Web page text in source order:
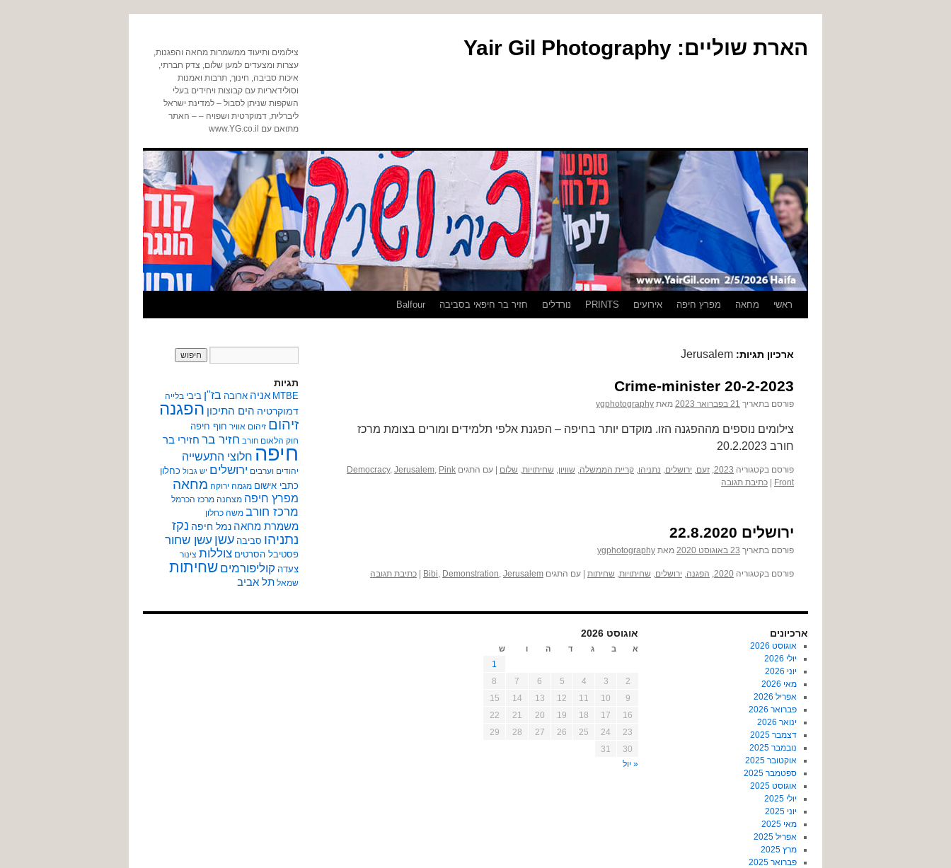
הארת שוליים: Yair Gil Photography
צילומים ותיעוד ממשמרות מחאה והפגנות,
עצרות ומצעדים למען שלום, צדק חברתי,
איכות סביבה, חינוך, תרבות ואמנות
וסולידאריות עם קבוצות ויחידים בעלי
השקפות שניתן לסבול – למדינת ישראל
ליברלית, דמוקרטית ושפויה – – האתר
מתואם עם www.YG.co.il
לדלגראשי מחאה מפרץ חיפה אירועים PRINTS נורדלים חזיר בר חיפאי בסביבה Balfour
ארכיון תגיות: Jerusalem
Crime-minister 20-2-2023
פורסם בתאריך 21 בפברואר 2023 מאת ygphotography
צילומים נוספים מההפגנה הזו. מוקדם יותר בחיפה – הפגנת אלפי תלמידים ומורים בצומת מרכז
חורב 20.2.2023
פורסם בקטגוריה 2023
, זעם, ירושלים, נתניהו, קריית הממשלה, שוויון, שחיתויות, שלום עם התגים Democracy, Jerusalem, Pink
Front
כתיבת תגובה
ירושלים 22.8.2020
פורסם בתאריך 23 באוגוסט 2020 מאת ygphotography
פורסם בקטגוריה 2020
, הפגנה, ירושלים, שחיתויות, שחיתות עם התגים Bibi, Demonstration, Jerusalem כתיבת תגובה
תגיות
MTBE אניה ארובה בז"ן ביבי בלייה
דמוקרטיה הים התיכון הפגנה
זיהום זיהום אוויר חוף חיפה
חוק הלאום חורב חזיר בר חזירי בר
חיפה חלוצי התעשייה
יהודים וערבים ירושלים יש גבול כחלון
כתבי אישום מגמה ירוקה מחאה
מפרץ חיפה מצחנה מרכז הכרמל
מרכז חורב משה כחלון
משמרת מחאה נמל חיפה נקז
נתניהו סביבה עשן עשן שחור
פסטיבל הסרטים צוללות צינור
צעדה קוליפורמים שחיתות
שמאל תל אביב
ארכיונים
אוגוסט 2026
יולי 2026
יוני 2026
מאי 2026
אפריל 2026
פברואר 2026
ינואר 2026
דצמבר 2025
נובמבר 2025
אוקטובר 2025
ספטמבר 2025
אוגוסט 2025
יולי 2025
יוני 2025
מאי 2025
אפריל 2025
מרץ 2025
פברואר 2025
אוגוסט 2026
א ב ג ד ה ו ש
1
2
3
4
5
6
7
8
9
10
11
12
13
14
15
16
17
18
19
20
21
22
23
24
25
26
27
28
29
30
31
« יול